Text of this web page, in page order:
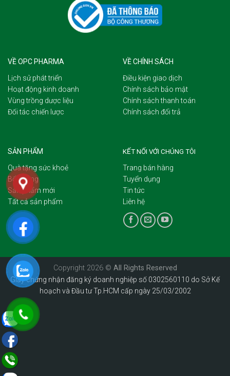
VỀ OPC PHARMA
Lịch sử phát triển
Hoạt động kinh doanh
Vùng trồng dược liệu
Đối tác chiến lược
VỀ CHÍNH SÁCH
Điều kiện giao dịch
Chính sách bảo mật
Chính sách thanh toán
Chính sách đổi trả
SẢN PHẨM
Quà tặng sức khoẻ
Bổ dưỡng
Sản phẩm mới
Tất cả sản phẩm
KẾT NỐI VỚI CHÚNG TÔI
Trang bán hàng
Tuyển dụng
Tin tức
Liên hệ
Copyright 2026 © All Rights Reserved
Giấy chứng nhận đăng ký doanh nghiệp số 0302560110 do Sở Kế
hoạch và Đầu tư Tp.HCM cấp ngày 25/03/2002